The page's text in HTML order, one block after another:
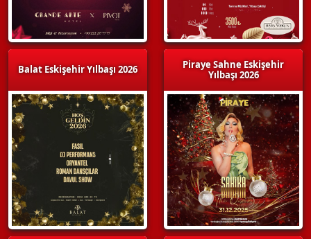
Balat Eskişehir Yılbaşı 2026
Piraye Sahne Eskişehir
Yılbaşı 2026